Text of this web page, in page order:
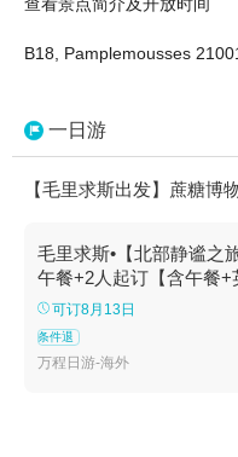
查看景点简介及开放时间
B18, Pamplemousses
一日游
【毛里求斯出发】蔗糖博
毛里求斯•【北部静谧之
午餐+2人起订【含午餐+
送】
可订8月13日
条件退
万程日游-海外